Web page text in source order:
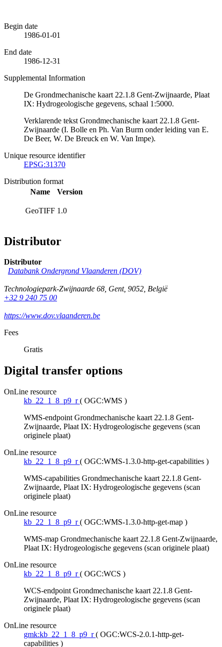
Begin date
1986-01-01
End date
1986-12-31
Supplemental Information
De Grondmechanische kaart 22.1.8 Gent-Zwijnaarde, Plaat
IX: Hydrogeologische gegevens, schaal 1:5000.
Verklarende tekst Grondmechanische kaart 22.1.8 Gent-
Zwijnaarde (I. Bolle en Ph. Van Burm onder leiding van E.
De Beer, W. De Breuck en W. Van Impe).
Unique resource identifier
EPSG:31370
Distribution format
Name
Version
GeoTIFF 1.0
Distributor
Distributor
Databank Ondergrond Vlaanderen (DOV)
Technologiepark-Zwijnaarde 68, Gent, 9052, België
+32 9 240 75 00
https://www.dov.vlaanderen.be
Fees
Gratis
Digital transfer options
OnLine resource
kb_22_1_8_p9_r ( OGC:WMS )
WMS-endpoint Grondmechanische kaart 22.1.8 Gent-
Zwijnaarde, Plaat IX: Hydrogeologische gegevens (scan
originele plaat)
OnLine resource
kb_22_1_8_p9_r ( OGC:WMS-1.3.0-http-get-capabilities )
WMS-capabilities Grondmechanische kaart 22.1.8 Gent-
Zwijnaarde, Plaat IX: Hydrogeologische gegevens (scan
originele plaat)
OnLine resource
kb_22_1_8_p9_r ( OGC:WMS-1.3.0-http-get-map )
WMS-map Grondmechanische kaart 22.1.8 Gent-Zwijnaarde,
Plaat IX: Hydrogeologische gegevens (scan originele plaat)
OnLine resource
kb_22_1_8_p9_r ( OGC:WCS )
WCS-endpoint Grondmechanische kaart 22.1.8 Gent-
Zwijnaarde, Plaat IX: Hydrogeologische gegevens (scan
originele plaat)
OnLine resource
gmk:kb_22_1_8_p9_r ( OGC:WCS-2.0.1-http-get-
capabilities )